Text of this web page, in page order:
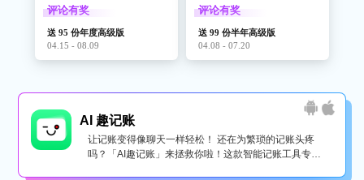
评论有奖
送 95 份年度高级版
04.15 - 08.09
评论有奖
送 99 份半年高级版
04.08 - 07.20
AI 趣记账
让记账变得像聊天一样轻松！ 还在为繁琐的记账头疼
吗？「AI趣记账」来拯救你啦！这款智能记账工具专为